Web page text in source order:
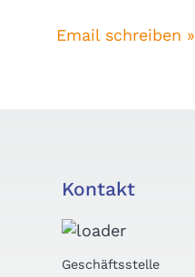
Email schreiben »
Kontakt
Geschäftsstelle